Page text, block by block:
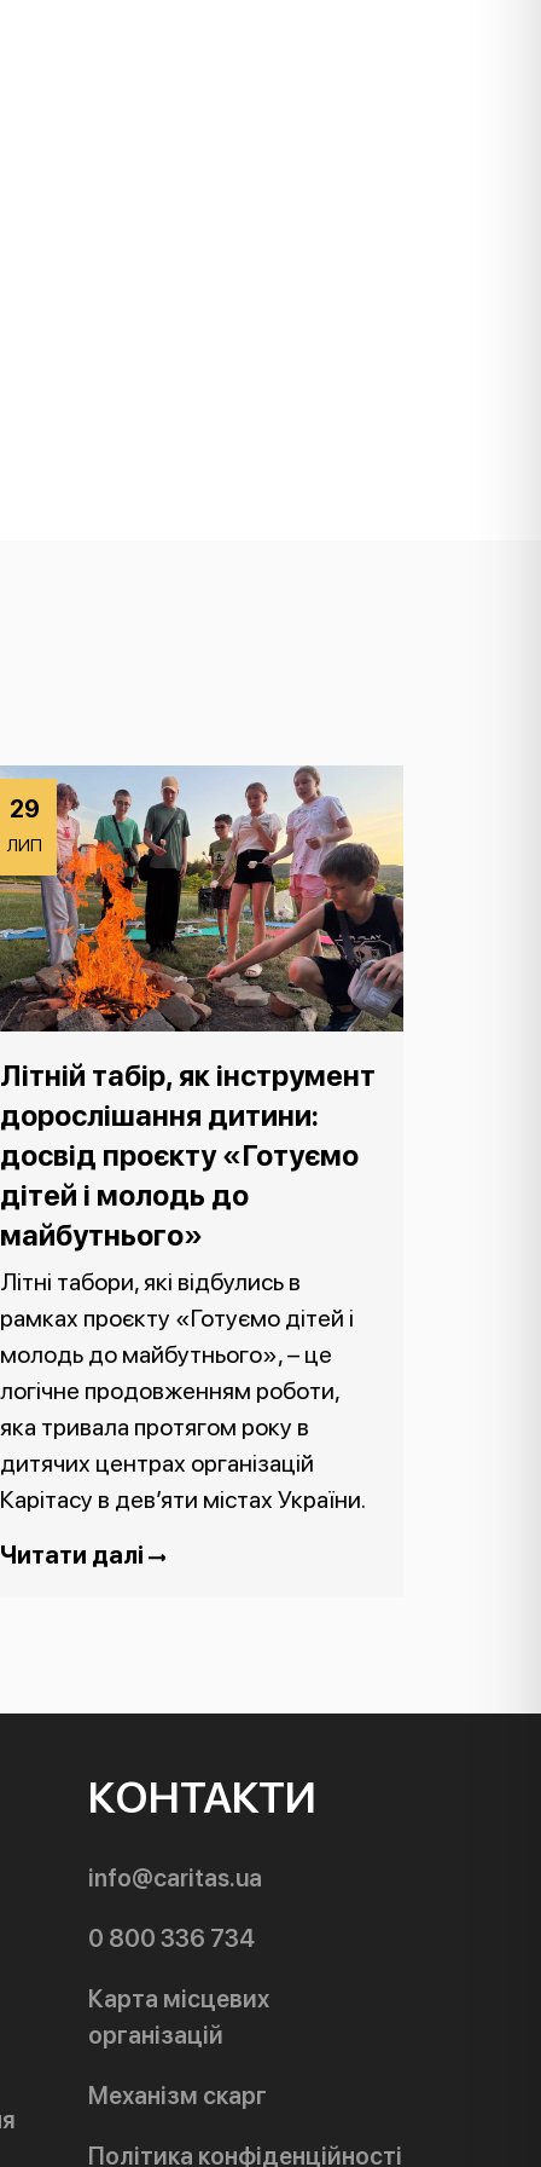
29
ЛИП
Літній табір, як інструмент
дорослішання дитини:
досвід проєкту «Готуємо
дітей і молодь до
майбутнього»
Літні табори, які відбулись в
рамках проєкту «Готуємо дітей і
молодь до майбутнього», – це
логічне продовженням роботи,
яка тривала протягом року в
дитячих центрах організацій
Карітасу в дев’яти містах України.
Читати далі
КОНТАКТИ
info@caritas.ua
0 800 336 734
Карта місцевих
організацій
Механізм скарг
Політика конфіденційності